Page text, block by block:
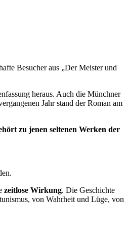
Besucher aus „Der Meister und
heraus. Auch die Münchner
Jahr stand der Roman am
zu jenen seltenen Werken der
zeitlose Wirkung. Die Geschichte
von Wahrheit und Lüge, von